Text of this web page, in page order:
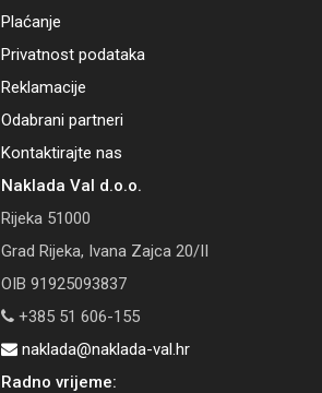
Plaćanje
Privatnost podataka
Reklamacije
Odabrani partneri
Kontaktirajte nas
Naklada Val d.o.o.
Rijeka 51000
Grad Rijeka, Ivana Zajca 20/II
OIB 91925093837
+385 51 606-155
naklada@naklada-val.hr
Radno vrijeme: